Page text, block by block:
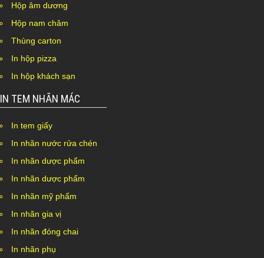
Hộp âm dương
Hộp nam châm
Thùng carton
In hộp pizza
In hộp khách sạn
IN TEM NHÃN MÁC
In tem giấy
In nhãn nước rửa chén
In nhãn dược phẩm
In nhãn dược phẩm
In nhãn mỹ phẩm
In nhãn gia vị
In nhãn đóng chai
In nhãn phụ